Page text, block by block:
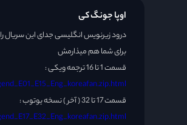
اوپا جونگ کی
درود زیرنویس انگلیسی جدای این سریال
برای شما هم میذارمش
قسمت 1 تا 16 ترجمه ویکی :
قسمت 17 تا 32 ( آخر ) نسخه یوتوب :